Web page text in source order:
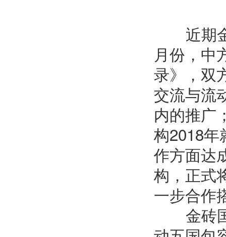
近期金
月份，中
录》，双
交流与流
内的推广
构2018年
作方面达
构，正式
一步合作
金砖国